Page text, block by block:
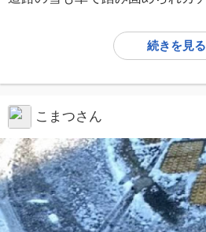
続きを見る
こまつさん